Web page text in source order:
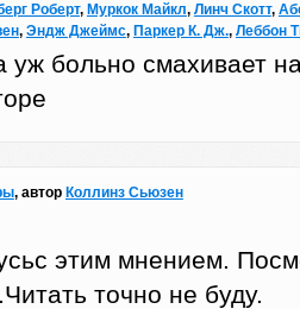
Роберт, Муркок Майкл, Линч Скотт,
, Эндж Джеймс, Паркер К. Дж., Леббон
уж больно смахивает
, автор Коллинз Сьюзен
этим мнением.
точно не буду.